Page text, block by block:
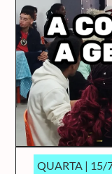
QUARTA | 15/